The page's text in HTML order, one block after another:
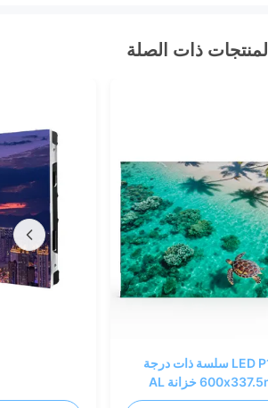
المنتجات ذات الصلة
شاشة LED P1.25 COB سلسة ذات درجة